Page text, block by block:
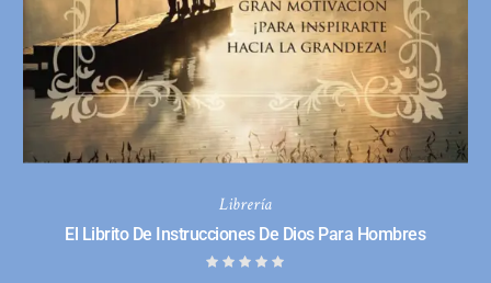
Librería
El Librito De Instrucciones De Dios Para Hombres